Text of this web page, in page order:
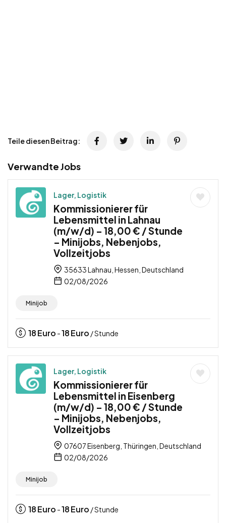
Teile diesen Beitrag:
Verwandte Jobs
Lager, Logistik
Kommissionierer für
Lebensmittel in Lahnau
(m/w/d) – 18,00 € / Stunde
– Minijobs, Nebenjobs,
Vollzeitjobs
35633 Lahnau, Hessen, Deutschland
02/08/2026
Minijob
18Euro -18Euro / Stunde
Lager, Logistik
Kommissionierer für
Lebensmittel in Eisenberg
(m/w/d) – 18,00 € / Stunde
– Minijobs, Nebenjobs,
Vollzeitjobs
07607 Eisenberg, Thüringen, Deutschland
02/08/2026
Minijob
18Euro -18Euro / Stunde